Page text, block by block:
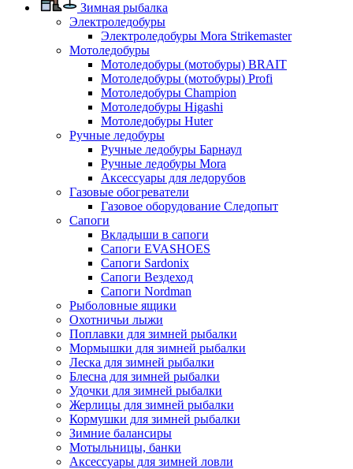
Зимная рыбалка
Электроледобуры
Электроледобуры Mora Strikemaster
Мотоледобуры
Мотоледобуры (мотобуры) BRAIT
Мотоледобуры (мотобуры) Profi
Мотоледобуры Champion
Мотоледобуры Higashi
Мотоледобуры Huter
Ручные ледобуры
Ручные ледобуры Барнаул
Ручные ледобуры Mora
Аксессуары для ледорубов
Газовые обогреватели
Газовое оборудование Следопыт
Сапоги
Вкладыши в сапоги
Сапоги EVASHOES
Сапоги Sardonix
Сапоги Вездеход
Сапоги Nordman
Рыболовные ящики
Охотничьи лыжи
Поплавки для зимней рыбалки
Мормышки для зимней рыбалки
Леска для зимней рыбалки
Блесна для зимней рыбалки
Удочки для зимней рыбалки
Жерлицы для зимней рыбалки
Кормушки для зимней рыбалки
Зимние балансиры
Мотыльницы, банки
Аксессуары для зимней ловли